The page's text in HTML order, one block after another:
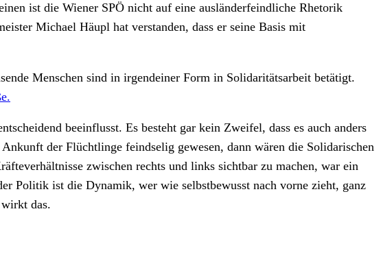
ist die Wiener SPÖ nicht auf eine ausländerfeindliche Rhetorik
Michael Häupl hat verstanden, dass er seine Basis mit
Menschen sind in irgendeiner Form in Solidaritätsarbeit betätigt.
beeinflusst. Es besteht gar kein Zweifel, dass es auch anders
der Flüchtlinge feindselig gewesen, dann wären die Solidarischen
zwischen rechts und links sichtbar zu machen, war ein
Politik ist die Dynamik, wer wie selbstbewusst nach vorne zieht, ganz
das.